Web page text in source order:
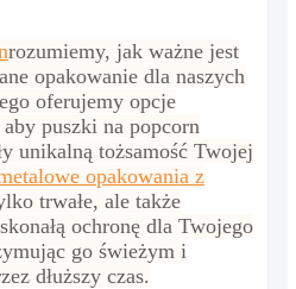
rozumiemy, jak ważne jest
opakowanie dla naszych
oferujemy opcje
puszki na popcorn
unikalną tożsamość Twojej
opakowania z
trwałe, ale także
ochronę dla Twojego
go świeżym i
dłuższy czas.